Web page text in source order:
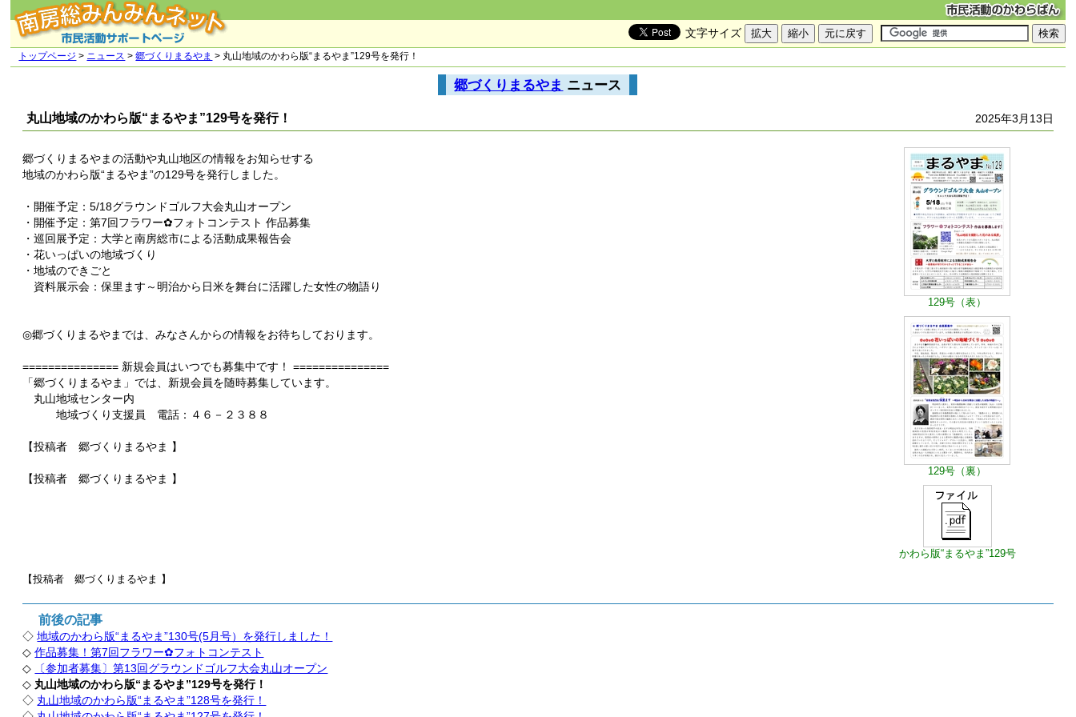
文字サイズ
トップページ > ニュース >郷づくりまるやま > 丸山地域のかわら版“まるやま”129号を発行！
郷づくりまるやま ニュース
2025年3月13日
丸山地域のかわら版“まるやま”129号を発行！
129号（表）
129号（裏）
かわら版“まるやま”129号
郷づくりまるやまの活動や丸山地区の情報をお知らせする
地域のかわら版“まるやま”の129号を発行しました。
・開催予定：5/18グラウンドゴルフ大会丸山オープン
・開催予定：第7回フラワー✿フォトコンテスト 作品募集
・巡回展予定：大学と南房総市による活動成果報告会
・花いっぱいの地域づくり
・地域のできごと
資料展示会：保里ます～明治から日米を舞台に活躍した女性の物語り
◎郷づくりまるやまでは、みなさんからの情報をお待ちしております。
=============== 新規会員はいつでも募集中です！ ===============
「郷づくりまるやま」では、新規会員を随時募集しています。
丸山地域センター内
地域づくり支援員 電話：４６－２３８８
【投稿者 郷づくりまるやま 】
【投稿者 郷づくりまるやま 】
【投稿者 郷づくりまるやま 】
前後の記事
◇地域のかわら版“まるやま”130号(5月号）を発行しました！
◇作品募集！第7回フラワー✿フォトコンテスト
◇
〔参加者募集〕第13回グラウンドゴルフ大会丸山オープン
◇ 丸山地域のかわら版“まるやま”129号を発行！
◇ 丸山地域のかわら版“まるやま”128号を発行！